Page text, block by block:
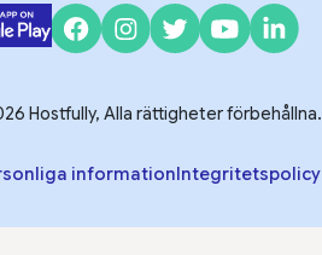
Hostfully, Alla rättigheter förbehållna.
informationIntegritetspolicy